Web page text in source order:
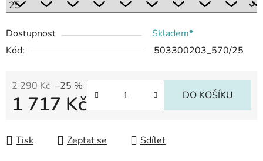
Dostupnost
Skladem*
Kód:
503300203_570/25
2 290 Kč –25 %
1 717 Kč DO KOŠÍKU
Tisk Zeptat se Sdílet